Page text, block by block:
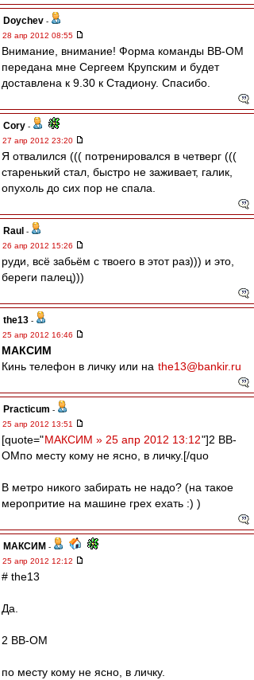
Doychev -
28 апр 2012 08:55
Внимание, внимание! Форма команды ВВ-ОМ
передана мне Сергеем Крупским и будет
доставлена к 9.30 к Стадиону. Спасибо.
Cory -
27 апр 2012 23:20
Я отвалился ((( потренировался в четверг (((
старенький стал, быстро не заживает, галик,
опухоль до сих пор не спала.
Raul -
26 апр 2012 15:26
руди, всё забьём с твоего в этот раз))) и это,
береги палец)))
the13 -
25 апр 2012 16:46
МАКСИМ
Кинь телефон в личку или на the13@bankir.ru
Practicum -
25 апр 2012 13:51
[quote="МАКСИМ » 25 апр 2012 13:12"]2 ВВ-
ОМпо месту кому не ясно, в личку.[/quo
В метро никого забирать не надо? (на такое
меропритие на машине грех ехать :) )
МАКСИМ -
25 апр 2012 12:12
# the13
Да.
2 ВВ-ОМ
по месту кому не ясно, в личку.